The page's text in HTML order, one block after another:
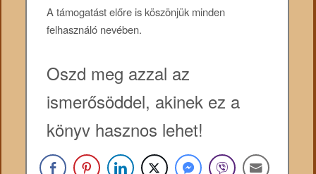
A támogatást előre is köszönjük minden
felhasználó nevében.
Oszd meg azzal az
ismerősöddel, akinek ez a
könyv hasznos lehet!